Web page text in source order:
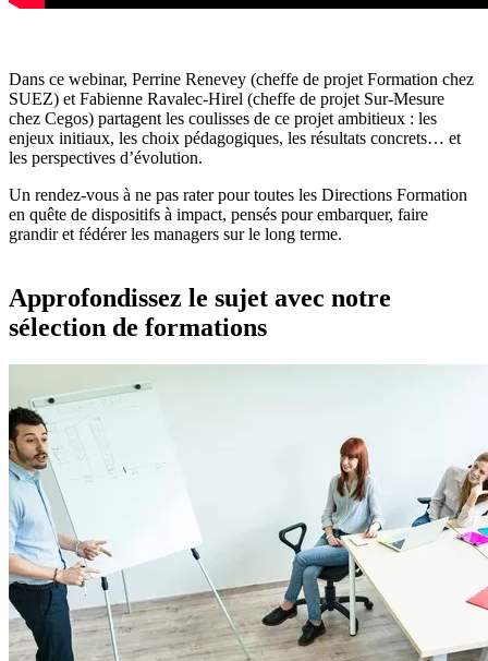
Dans ce webinar, Perrine Renevey (cheffe de projet Formation chez
SUEZ) et Fabienne Ravalec-Hirel (cheffe de projet Sur-Mesure
chez Cegos) partagent les coulisses de ce projet ambitieux : les
enjeux initiaux, les choix pédagogiques, les résultats concrets… et
les perspectives d’évolution.
Un rendez-vous à ne pas rater pour toutes les Directions Formation
en quête de dispositifs à impact, pensés pour embarquer, faire
grandir et fédérer les managers sur le long terme.
Approfondissez le sujet avec notre
sélection de formations